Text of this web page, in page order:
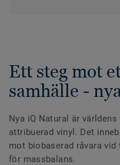
Ett steg mot
samhälle -
Nya iQ Natural är
attribuerad vinyl. Det
mot biobaserad råvara
för massbalans.